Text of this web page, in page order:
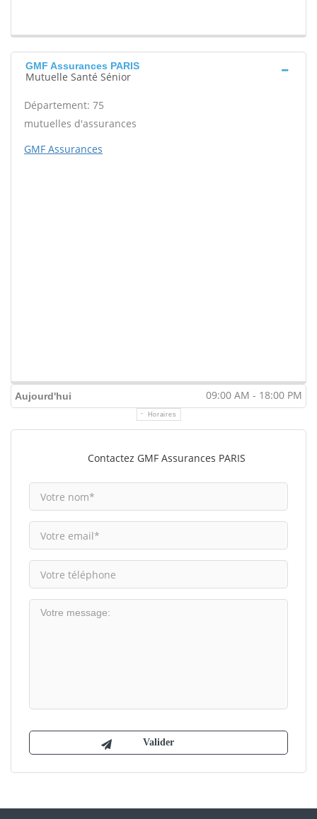
GMF Assurances PARIS
Mutuelle Santé Sénior
Département: 75
mutuelles d'assurances
GMF Assurances
Aujourd'hui 09:00 AM - 18:00 PM
Horaires
Contactez GMF Assurances PARIS